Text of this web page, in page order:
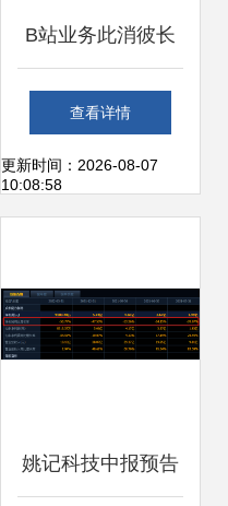
B站业务此消彼长
上海互联网销售如
何寻找确定性更强
查看详情
更新时间：2026-08-07
10:08:58
姚记科技中报预告